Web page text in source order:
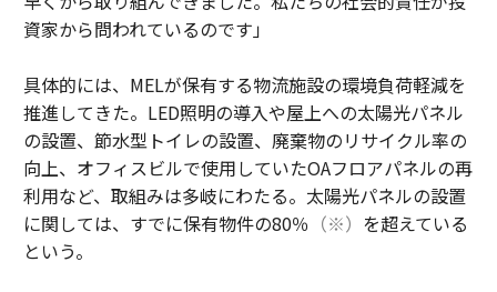
資家から問われているのです」
具体的には、MELが保有する物流施設の環境負荷軽減を
推進してきた。LED照明の導入や屋上への太陽光パネル
の設置、節水型トイレの設置、廃棄物のリサイクル率の
向上、オフィスビルで使用していたOAフロアパネルの再
利用など、取組みは多岐にわたる。太陽光パネルの設置
に関しては、すでに保有物件の80％ （※） を超えている
という。